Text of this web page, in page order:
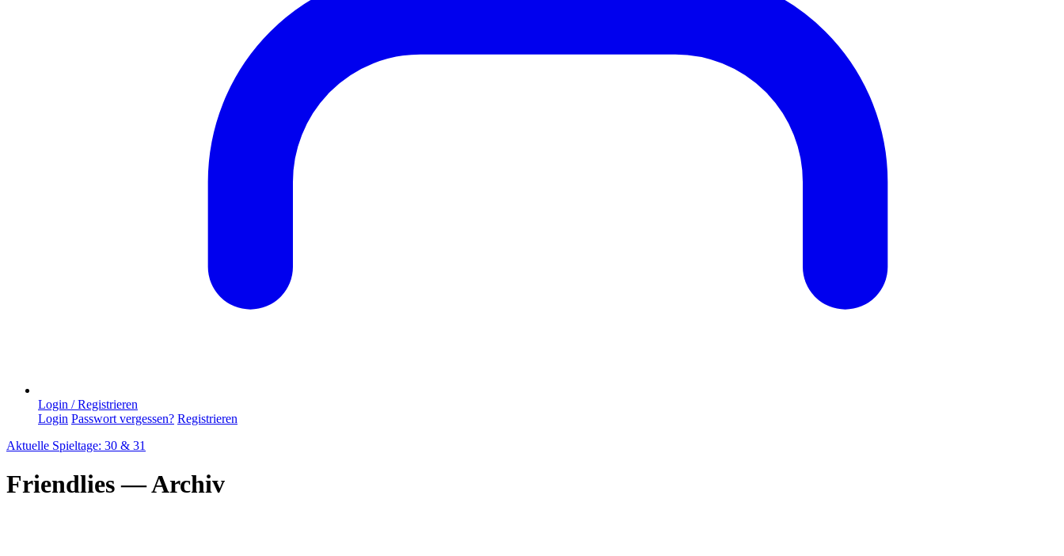
Login / Registrieren
Login Passwort vergessen? Registrieren
Aktuelle Spieltage: 30 & 31
Friendlies — Archiv